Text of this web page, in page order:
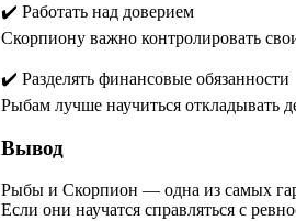
✔️ Работать над доверием
Скорпиону важно контролировать
✔️ Разделять финансовые обязанности
Рыбам лучше научиться откладывать
Вывод
Рыбы и Скорпион — одна из самых
Если они научатся справляться с